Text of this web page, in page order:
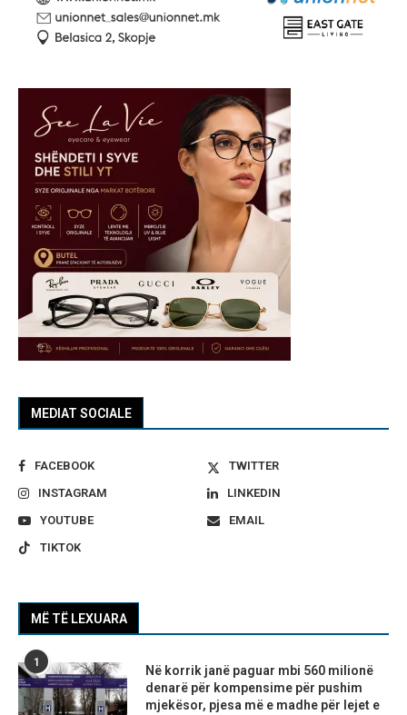
MEDIAT SOCIALE
FACEBOOK
TWITTER
INSTAGRAM
LINKEDIN
YOUTUBE
EMAIL
TIKTOK
MË TË LEXUARA
1
Në korrik janë paguar mbi 560 milionë
denarë për kompensime për pushim
mjekësor, pjesa më e madhe për lejet e